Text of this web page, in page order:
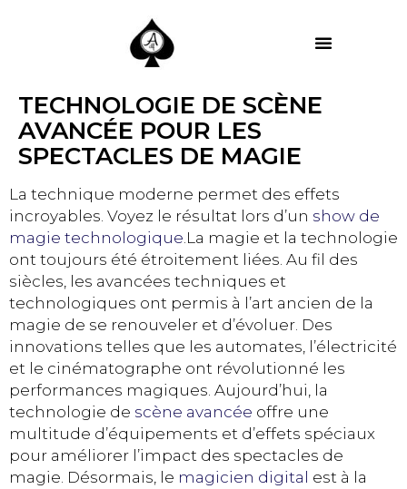
TECHNOLOGIE DE SCÈNE
AVANCÉE POUR LES
SPECTACLES DE MAGIE
La technique moderne permet des effets
incroyables. Voyez le résultat lors d’un show de
magie technologique.La magie et la technologie
ont toujours été étroitement liées. Au fil des
siècles, les avancées techniques et
technologiques ont permis à l’art ancien de la
magie de se renouveler et d’évoluer. Des
innovations telles que les automates, l’électricité
et le cinématographe ont révolutionné les
performances magiques. Aujourd’hui, la
technologie de scène avancée offre une
multitude d’équipements et d’effets spéciaux
pour améliorer l’impact des spectacles de
magie. Désormais, le magicien digital est à la